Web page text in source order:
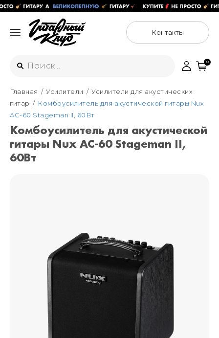
Контакты
Интернет-магазин
+7 (925) 125-54-44
Москва
+7 (925) 176-55-65
ул. Большая Новодмитровская 36с15,
Санкт-Петербург
0
Главная Усилители
Усилители для акустических
гитар
Комбоусилитель для акустической гитары Nux
AC-60 Stageman II, 60Вт
Комбоусилитель для акустической
гитары Nux AC-60 Stageman II,
60Вт